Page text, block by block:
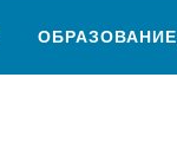
ОБРАЗОВАНИЕ